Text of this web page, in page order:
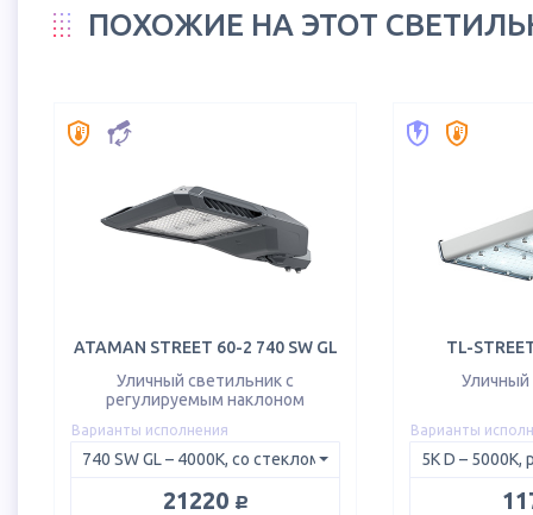
ПОХОЖИЕ НА ЭТОТ
ATAMAN STREET 60-2 740 SW GL
Уличный светильник с
регулируемым наклоном
Варианты исполнения
21220 руб.
TL-
Уличный
Варианты